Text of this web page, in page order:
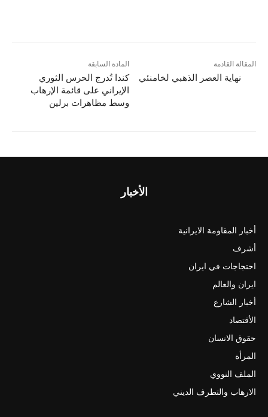
المادة السابقة
كندا تُدرج الحرس الثوري
الإيراني على قائمة الإرهاب
وسط مظاهرات برلين
المقالة القادمة
نهاية العصر الذهبي لخامنئي
الأخبار
أخبار المقاومة الايرانية
أشرف
احتجاجات في ايران
ايران والعالم
أخبار الشارع
الأقتصاد
حقوق الانسان
المرأة
الملف النووي
الارهاب والتطرف الديني